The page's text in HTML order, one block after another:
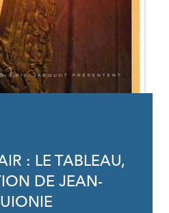
: LE TABLEAU,
DE JEAN-